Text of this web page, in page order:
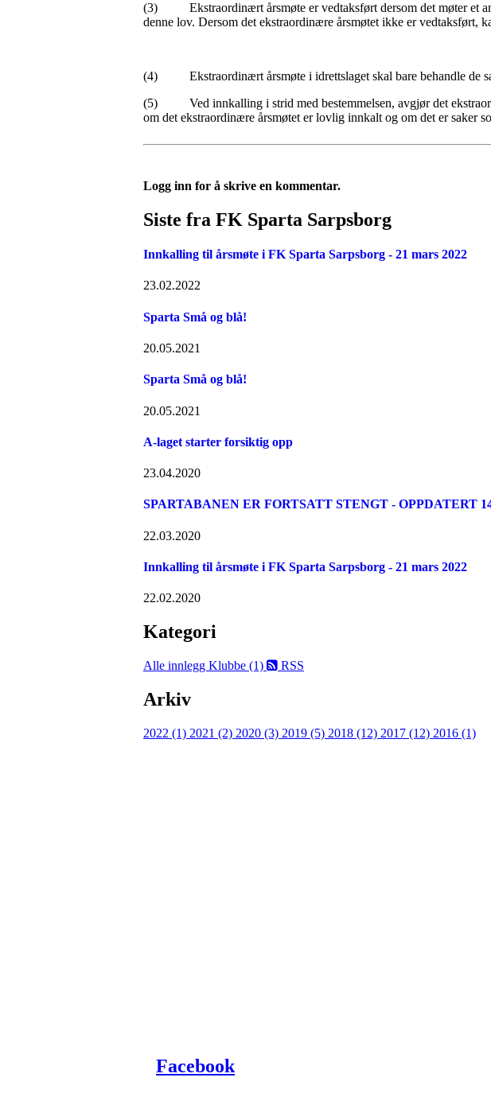
(3) Ekstraordinært årsmøte er vedtaksført dersom det møter et
denne lov. Dersom det ekstraordinære årsmøtet ikke er vedtaksført,
(4) Ekstraordinært årsmøte i idrettslaget skal bare behandle de
(5) Ved innkalling i strid med bestemmelsen, avgjør det
om det ekstraordinære årsmøtet er lovlig innkalt og om det er saker
Logg inn for å skrive en kommentar.
Siste fra FK Sparta Sarpsborg
Innkalling til årsmøte i FK Sparta Sarpsborg - 21 mars 2022
23.02.2022
Sparta Små og blå!
20.05.2021
Sparta Små og blå!
20.05.2021
A-laget starter forsiktig opp
23.04.2020
SPARTABANEN ER FORTSATT STENGT - OPPDATERT
22.03.2020
Innkalling til årsmøte i FK Sparta Sarpsborg - 21 mars 2022
22.02.2020
Kategori
Alle innlegg Klubbe (1) RSS
Arkiv
2022 (1) 2021 (2) 2020 (3) 2019 (5) 2018 (12) 2017 (12) 2016 (1)
Facebook